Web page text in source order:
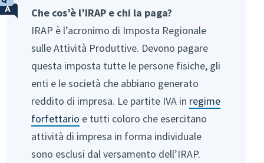
Che cos’è l’IRAP e chi la paga?
IRAP è l’acronimo di Imposta Regionale
sulle Attività Produttive. Devono pagare
questa imposta tutte le persone fisiche, gli
enti e le società che abbiano generato
reddito di impresa. Le partite IVA in regime
forfettario e tutti coloro che esercitano
attività di impresa in forma individuale
sono esclusi dal versamento dell’IRAP.